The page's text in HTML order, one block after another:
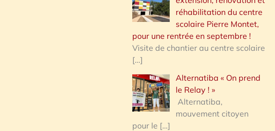
réhabilitation du centre
scolaire Pierre Montet,
pour une rentrée en septembre !
Visite de chantier au centre scolaire
[…]
Alternatiba « On prend
le Relay ! »
Alternatiba,
mouvement citoyen
pour le […]